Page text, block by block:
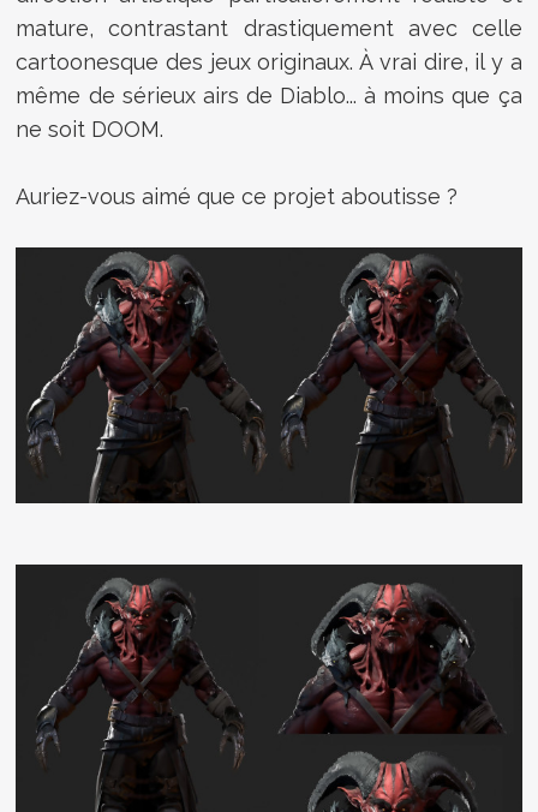
mature, contrastant drastiquement avec celle
cartoonesque des jeux originaux. À vrai dire, il y a
même de sérieux airs de Diablo... à moins que ça
ne soit DOOM.
Auriez-vous aimé que ce projet aboutisse ?